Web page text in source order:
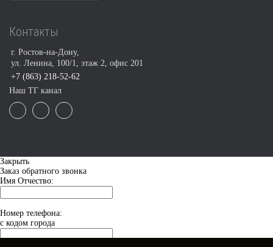
Контакты
г. Ростов-на-Дону,
ул. Ленина, 100/1, этаж 2, офис 201
+7 (863) 218-52-62
Наш ТГ канал
Закрыть
Заказ обратного звонка
Имя Отчество:
Номер телефона:
с кодом города